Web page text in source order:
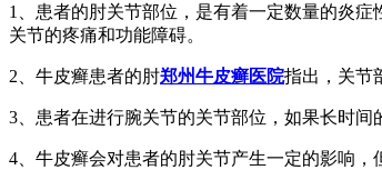
1、患者的肘关节部位，是有着一定数量的炎
关节的疼痛和功能障碍。
2、牛皮癣患者的肘郑州牛皮癣医院指出，关节
3、患者在进行腕关节的关节部位，如果长时间
4、牛皮癣会对患者的肘关节产生一定的影响，